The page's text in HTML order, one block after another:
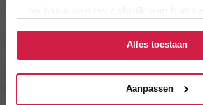
Alles toestaan
Aanpassen
€239.00